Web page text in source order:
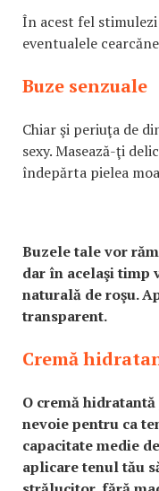
În acest fel
eventualele
Buze senzuale
Chiar şi periuţa de
sexy. Masează-ţi
îndepărta pielea
Buzele tale vor
dar în acelaşi timp
naturală de roşu.
transparent.
Cremă
O cremă
nevoie pentru ca
capacitate medie
aplicare tenul tău